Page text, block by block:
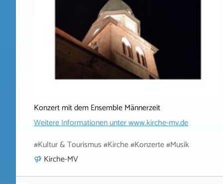
Konzert mit dem Ensemble Männerzeit
Weitere Informationen unterwww.kirche-mv.de
#Kultur & Tourismus #Kirche #Konzerte #Musik
Kirche-MV